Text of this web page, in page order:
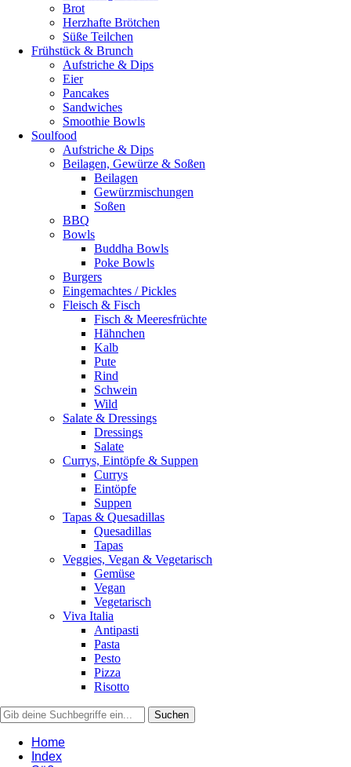
Brot
Herzhafte Brötchen
Süße Teilchen
Frühstück & Brunch
Aufstriche & Dips
Eier
Pancakes
Sandwiches
Smoothie Bowls
Soulfood
Aufstriche & Dips
Beilagen, Gewürze & Soßen
Beilagen
Gewürzmischungen
Soßen
BBQ
Bowls
Buddha Bowls
Poke Bowls
Burgers
Eingemachtes / Pickles
Fleisch & Fisch
Fisch & Meeresfrüchte
Hähnchen
Kalb
Pute
Rind
Schwein
Wild
Salate & Dressings
Dressings
Salate
Currys, Eintöpfe & Suppen
Currys
Eintöpfe
Suppen
Tapas & Quesadillas
Quesadillas
Tapas
Veggies, Vegan & Vegetarisch
Gemüse
Vegan
Vegetarisch
Viva Italia
Antipasti
Pasta
Pesto
Pizza
Risotto
Home
Index